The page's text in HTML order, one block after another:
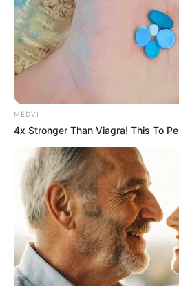
જાણકારી મુજબ, બોડકદેવમાં
ન્યાયમાર્ગ પર આવેલી હોટલ
બિઝનેસ મિટિંગ રખાઈ હતી. આ
મહેમાનોને આ દરમિયાન સૂપ
જયારે આ સૂપમાં જીવાત
હતો. ત્યાર બાદ તમામ લોકો
દેવામાં આવ્યો હતો. આ મામલામાં
MEDVI
4x Stronger Than Viagra! This To